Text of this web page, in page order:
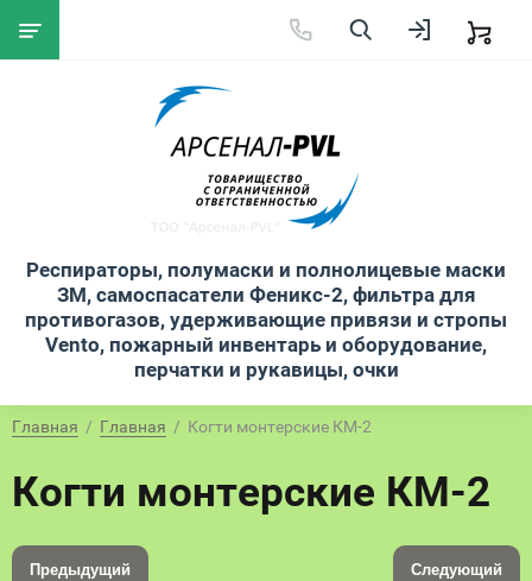
Респираторы, полумаски и полнолицевые маски
ЗМ, самоспасатели Феникс-2, фильтра для
противогазов, удерживающие привязи и стропы
Vento, пожарный инвентарь и оборудование,
перчатки и рукавицы, очки
Главная
  /
Главная
  /  Когти монтерские КМ-2
Когти монтерские КМ-2
Предыдущий Следующий